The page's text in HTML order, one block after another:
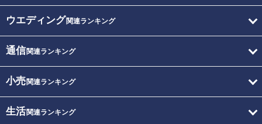
ウエディング関連ランキング
通信関連ランキング
小売関連ランキング
生活関連ランキング